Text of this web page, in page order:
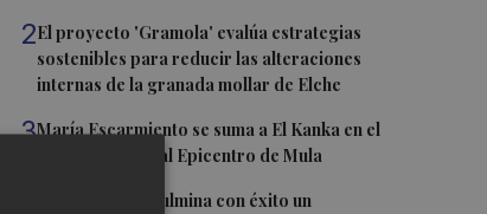
2El proyecto 'Gramola' evalúa estrategias
sostenibles para reducir las alteraciones
internas de la granada mollar de Elche
3María Escarmiento se suma a El Kanka en el
cartel del festival Epicentro de Mula
UPCT Makers culmina con éxito un